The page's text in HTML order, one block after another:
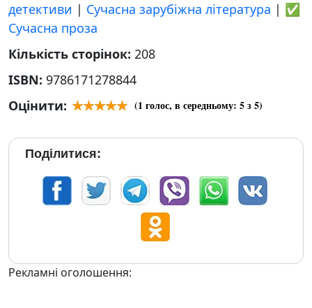
детективи | Сучасна зарубіжна література | ✅
Сучасна проза
Кількість сторінок: 208
ISBN: 9786171278844
Оцінити:
(1 голос, в середньому: 5з 5)
Поділитися:
Рекламні оголошення: